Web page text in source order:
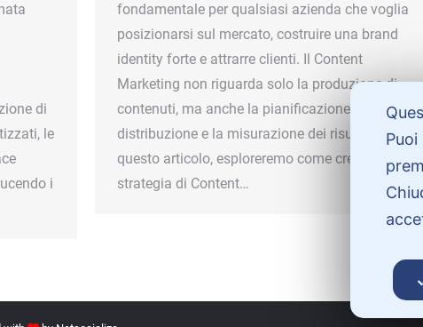
di
le
i
fondamentale per qualsiasi azienda che voglia
posizionarsi sul mercato, costruire una brand
identity forte e attrarre clienti. Il Content
Marketing non riguarda solo la produzione di
contenuti, ma anche la pianificazione, la
distribuzione e la misurazione dei risultati. In
questo articolo, esploreremo come creare una
strategia di Content…